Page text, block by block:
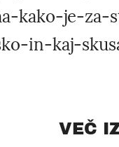
kako-je-
in-kaj-
VEČ